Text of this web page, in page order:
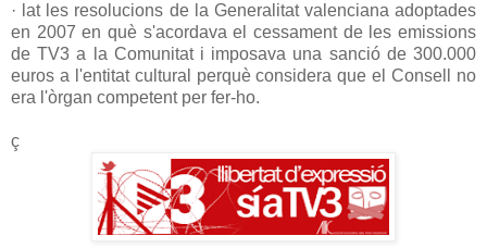
· lat les resolucions de la Generalitat valenciana adoptades
en 2007 en què s'acordava el cessament de les emissions
de TV3 a la Comunitat i imposava una sanció de 300.000
euros a l'entitat cultural perquè considera que el Consell no
era l'òrgan competent per fer-ho.
ç